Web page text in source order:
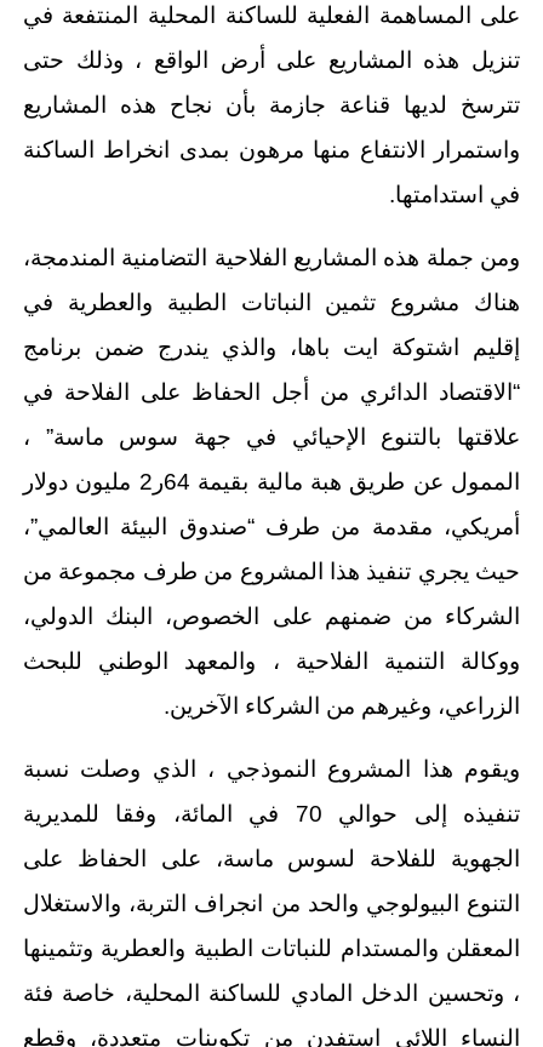
على المساهمة الفعلية للساكنة المحلية المنتفعة في
تنزيل هذه المشاريع على أرض الواقع ، وذلك حتى
تترسخ لديها قناعة جازمة بأن نجاح هذه المشاريع
واستمرار الانتفاع منها مرهون بمدى انخراط الساكنة
في استدامتها.
ومن جملة هذه المشاريع الفلاحية التضامنية المندمجة،
هناك مشروع تثمين النباتات الطبية والعطرية في
إقليم اشتوكة ايت باها، والذي يندرج ضمن برنامج
“الاقتصاد الدائري من أجل الحفاظ على الفلاحة في
علاقتها بالتنوع الإحيائي في جهة سوس ماسة” ،
الممول عن طريق هبة مالية بقيمة 64ر2 مليون دولار
أمريكي، مقدمة من طرف “صندوق البيئة العالمي”،
حيث يجري تنفيذ هذا المشروع من طرف مجموعة من
الشركاء من ضمنهم على الخصوص، البنك الدولي،
ووكالة التنمية الفلاحية ، والمعهد الوطني للبحث
الزراعي، وغيرهم من الشركاء الآخرين.
ويقوم هذا المشروع النموذجي ، الذي وصلت نسبة
تنفيذه إلى حوالي 70 في المائة، وفقا للمديرية
الجهوية للفلاحة لسوس ماسة، على الحفاظ على
التنوع البيولوجي والحد من انجراف التربة، والاستغلال
المعقلن والمستدام للنباتات الطبية والعطرية وتثمينها
، وتحسين الدخل المادي للساكنة المحلية، خاصة فئة
النساء اللائي استفدن من تكوينات متعددة، وقطع